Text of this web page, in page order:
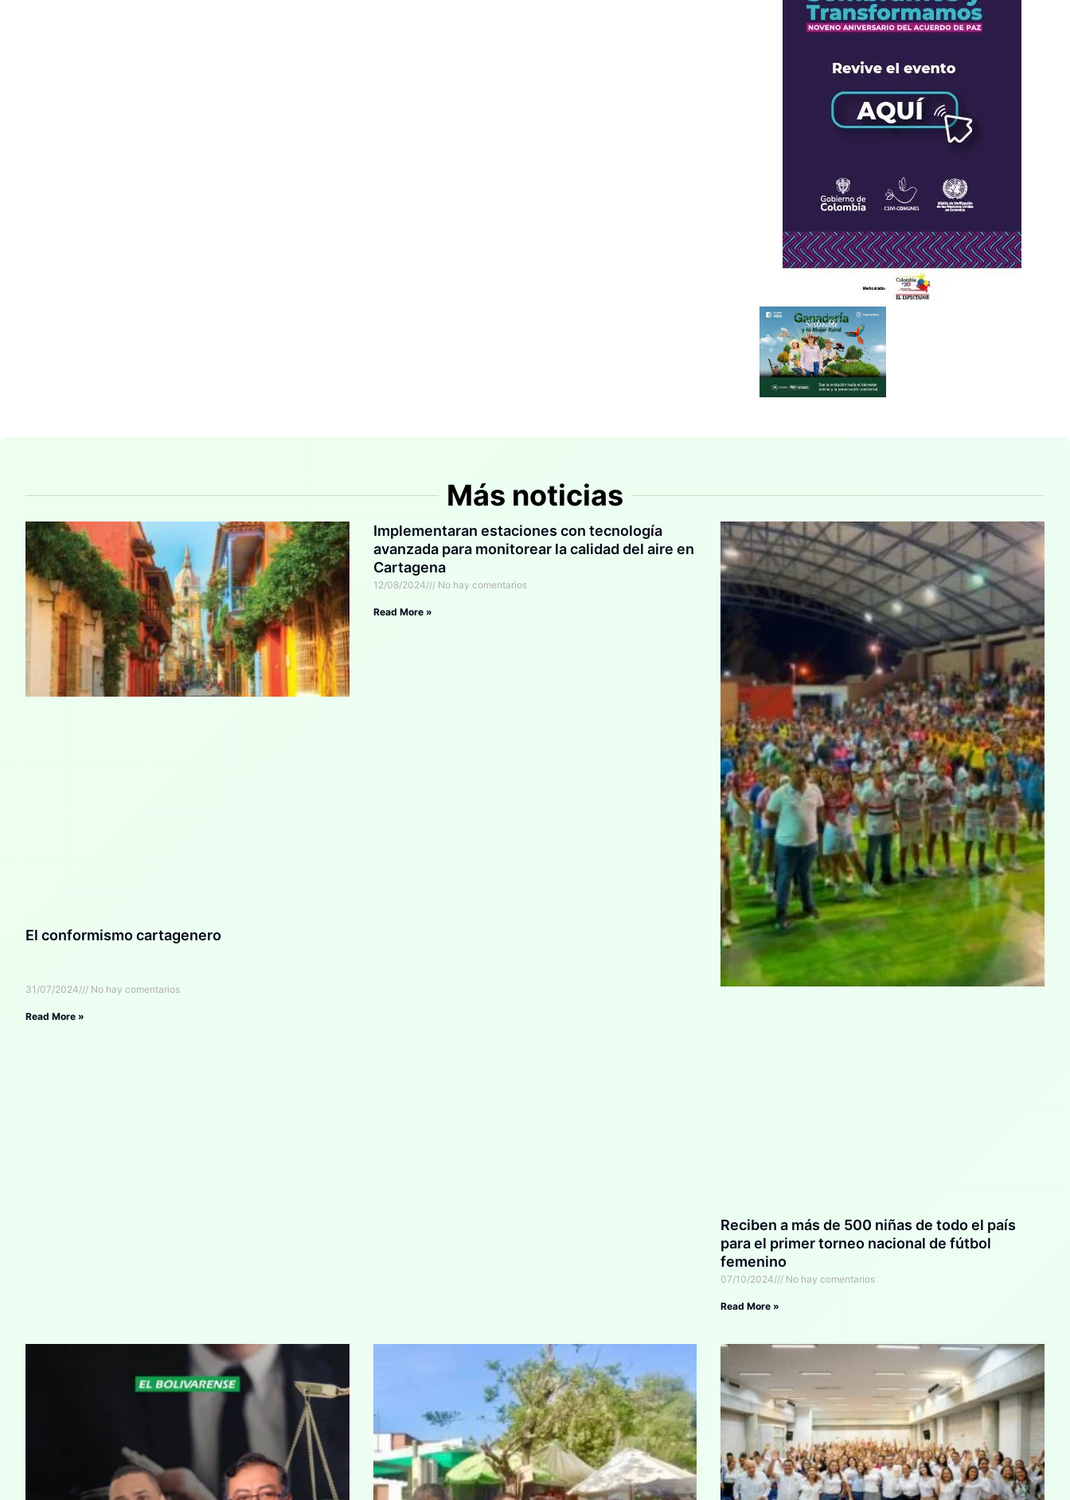
Más noticias
El conformismo cartagenero
31/07/2024 No hay comentarios
Read More »
Implementaran estaciones con tecnología
avanzada para monitorear la calidad del aire en
Cartagena
12/08/2024 No hay comentarios
Read More »
Reciben a más de 500 niñas de todo el país
para el primer torneo nacional de fútbol
femenino
07/10/2024 No hay comentarios
Read More »